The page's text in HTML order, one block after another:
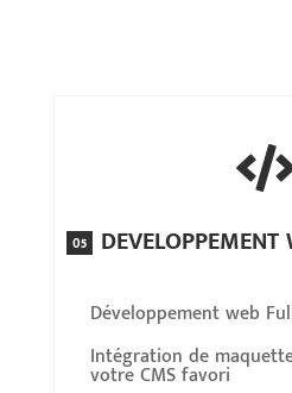
05 DEVELOPPEMENT
Développement web
Intégration de
votre CMS favori